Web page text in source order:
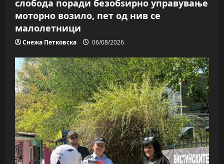
слобода поради безобѕирно управување
моторно возило, пет од нив се
малолетници
Снежа Петковска 06/08/2026